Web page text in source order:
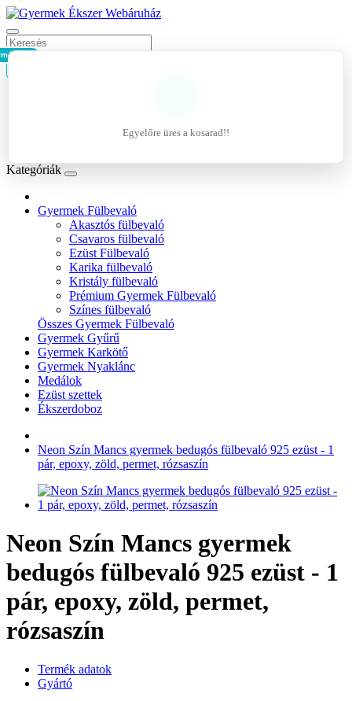
- 0Ft
Egyelőre üres a kosarad!!
Kategóriák
Gyermek Fülbevaló
Akasztós fülbevaló
Csavaros fülbevaló
Ezüst Fülbevaló
Karika fülbevaló
Kristály fülbevaló
Prémium Gyermek Fülbevaló
Színes fülbevaló
Összes Gyermek Fülbevaló
Gyermek Gyűrű
Gyermek Karkötő
Gyermek Nyaklánc
Medálok
Ezüst szettek
Ékszerdoboz
Neon Szín Mancs gyermek bedugós fülbevaló 925 ezüst - 1
pár, epoxy, zöld, permet, rózsaszín
Neon Szín Mancs gyermek
bedugós fülbevaló 925 ezüst - 1
pár, epoxy, zöld, permet,
rózsaszín
Termék adatok
Gyártó